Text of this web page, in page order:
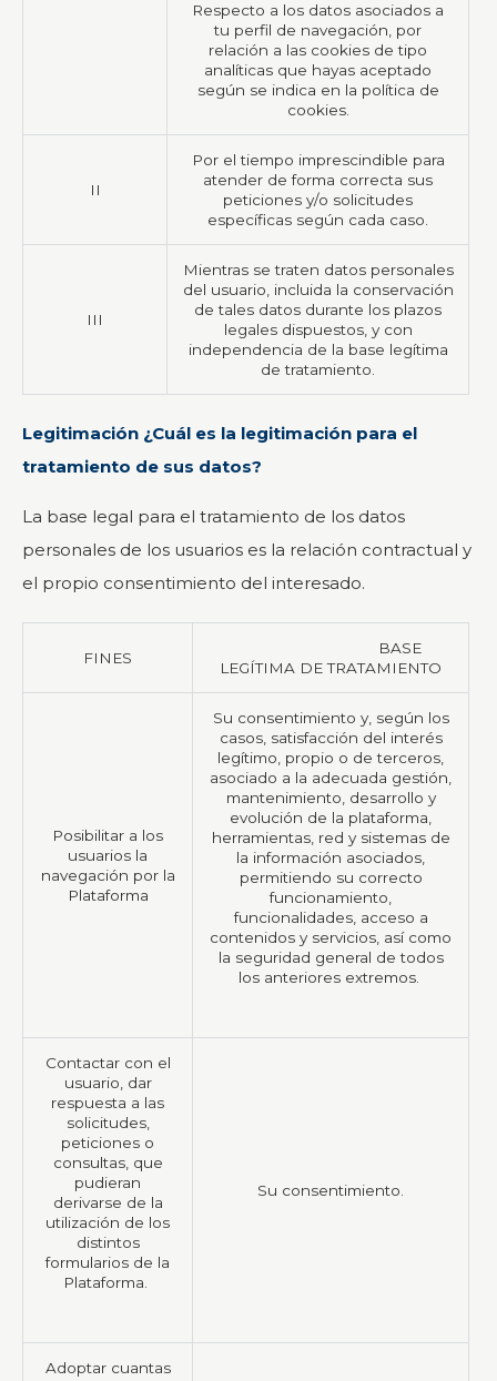
Respecto a los datos asociados a
tu perfil de navegación, por
relación a las cookies de tipo
analíticas que hayas aceptado
según se indica en la política de
cookies.
II
Por el tiempo imprescindible para
atender de forma correcta sus
peticiones y/o solicitudes
específicas según cada caso.
III
Mientras se traten datos personales
del usuario, incluida la conservación
de tales datos durante los plazos
legales dispuestos, y con
independencia de la base legítima
de tratamiento.
Legitimación ¿Cuál es la legitimación para el
tratamiento de sus datos?
La base legal para el tratamiento de los datos
personales de los usuarios es la relación contractual y
el propio consentimiento del interesado.
FINES
BASE
LEGÍTIMA DE TRATAMIENTO
Posibilitar a los
usuarios la
navegación por la
Plataforma
Su consentimiento y, según los
casos, satisfacción del interés
legítimo, propio o de terceros,
asociado a la adecuada gestión,
mantenimiento, desarrollo y
evolución de la plataforma,
herramientas, red y sistemas de
la información asociados,
permitiendo su correcto
funcionamiento,
funcionalidades, acceso a
contenidos y servicios, así como
la seguridad general de todos
los anteriores extremos.
Contactar con el
usuario, dar
respuesta a las
solicitudes,
peticiones o
consultas, que
pudieran
derivarse de la
utilización de los
distintos
formularios de la
Plataforma.
Su consentimiento.
Adoptar cuantas